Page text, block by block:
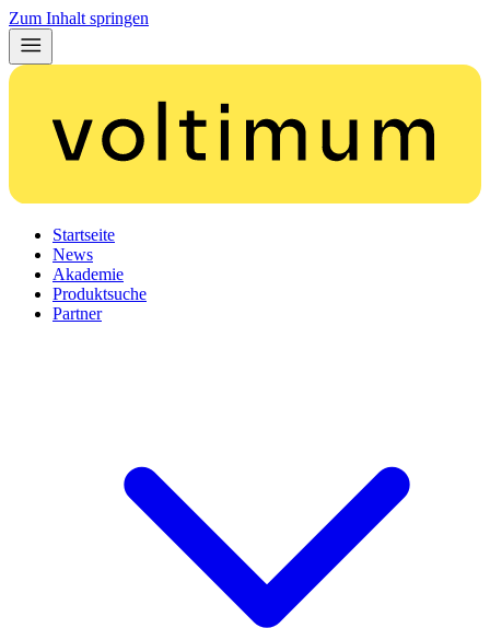
Zum Inhalt springen
Startseite
News
Akademie
Produktsuche
Partner